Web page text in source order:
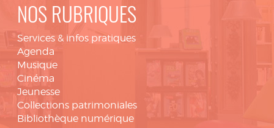
NOS RUBRIQUES
Services & infos pratiques
Agenda
Musique
Cinéma
Jeunesse
Collections patrimoniales
Bibliothèque numérique